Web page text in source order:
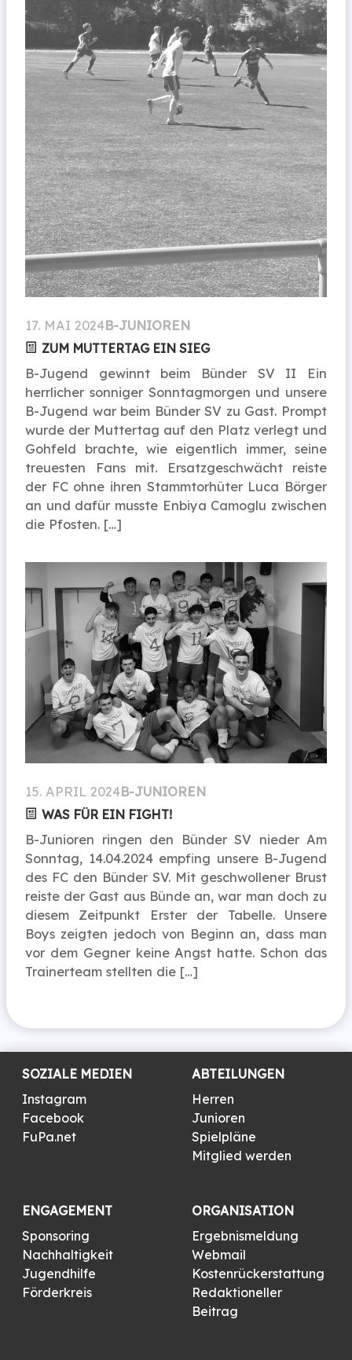
17. MAI 2024B-JUNIOREN
ZUM MUTTERTAG EIN SIEG
B-Jugend gewinnt beim Bünder SV II Ein
herrlicher sonniger Sonntagmorgen und unsere
B-Jugend war beim Bünder SV zu Gast. Prompt
wurde der Muttertag auf den Platz verlegt und
Gohfeld brachte, wie eigentlich immer, seine
treuesten Fans mit. Ersatzgeschwächt reiste
der FC ohne ihren Stammtorhüter Luca Börger
an und dafür musste Enbiya Camoglu zwischen
die Pfosten. […]
15. APRIL 2024B-JUNIOREN
WAS FÜR EIN FIGHT!
B-Junioren ringen den Bünder SV nieder Am
Sonntag, 14.04.2024 empfing unsere B-Jugend
des FC den Bünder SV. Mit geschwollener Brust
reiste der Gast aus Bünde an, war man doch zu
diesem Zeitpunkt Erster der Tabelle. Unsere
Boys zeigten jedoch von Beginn an, dass man
vor dem Gegner keine Angst hatte. Schon das
Trainerteam stellten die […]
SOZIALE MEDIEN
Instagram
Facebook
FuPa.net
ABTEILUNGEN
Herren
Junioren
Spielpläne
Mitglied werden
ENGAGEMENT
Sponsoring
Nachhaltigkeit
Jugendhilfe
Förderkreis
ORGANISATION
Ergebnismeldung
Webmail
Kostenrückerstattung
Redaktioneller
Beitrag